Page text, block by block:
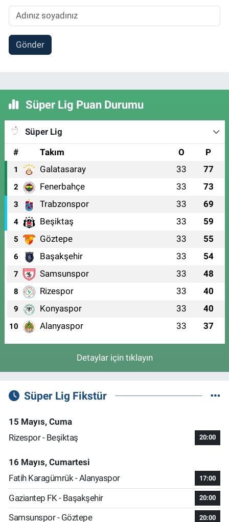
Gönder
Süper Lig Puan Durumu
Süper Lig
#
Takım O P
1 Galatasaray 33 77
2 Fenerbahçe 33 73
3 Trabzonspor 33 69
4 Beşiktaş 33 59
5 Göztepe 33 55
6 Başakşehir 33 54
7 Samsunspor 33 48
8 Rizespor 33 40
9 Konyaspor 33 40
10 Alanyaspor 33 37
Detaylar için tıklayın
Süper Lig Fikstür
15 Mayıs, Cuma
Rizespor - Beşiktaş
20:00
16 Mayıs, Cumartesi
Fatih Karagümrük - Alanyaspor
17:00
Gaziantep FK - Başakşehir 20:00
Samsunspor - Göztepe 20:00